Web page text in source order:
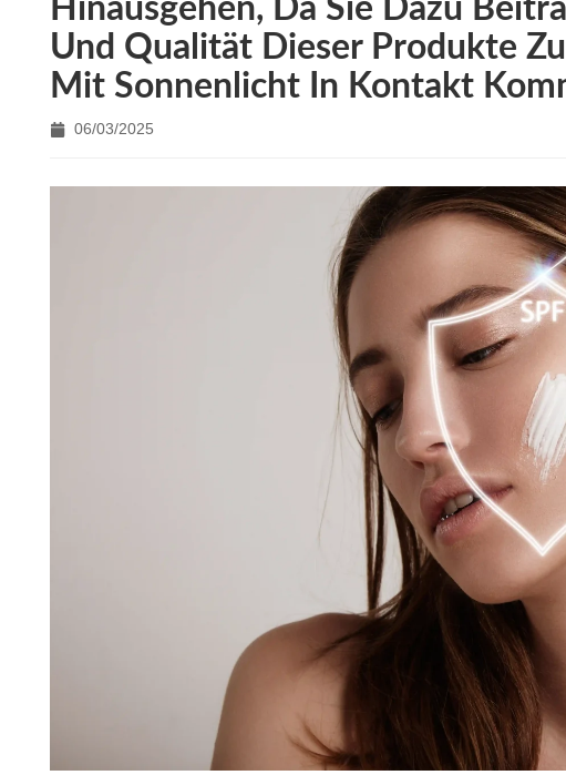
Hinausgehen, Da Sie Dazu
Und Qualität Dieser Produkte
Mit Sonnenlicht In Kontakt
06/03/2025